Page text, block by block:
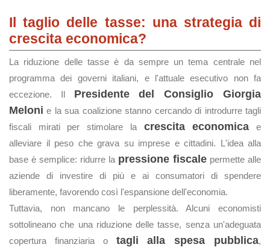
Il taglio delle tasse: una strategia di
crescita economica?
La riduzione delle tasse è da sempre un tema centrale nel
programma dei governi italiani, e l'attuale esecutivo non fa
eccezione. Il Presidente del Consiglio Giorgia
Meloni e la sua coalizione stanno cercando di introdurre tagli
fiscali mirati per stimolare la crescita economica e
alleviare il peso che grava su imprese e cittadini. L'idea alla
base è semplice: ridurre la pressione fiscale permette alle
aziende di investire di più e ai consumatori di spendere
liberamente, favorendo così l'espansione dell'economia.
Tuttavia, non mancano le perplessità. Alcuni economisti
sottolineano che una riduzione delle tasse, senza un'adeguata
copertura finanziaria o tagli alla spesa pubblica,